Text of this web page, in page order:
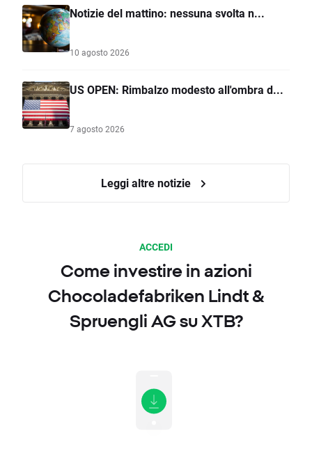
Notizie del mattino: nessuna svolta n...
10 agosto 2026
US OPEN: Rimbalzo modesto all'ombra d...
7 agosto 2026
Leggi altre notizie
ACCEDI
Come investire in azioni
Chocoladefabriken Lindt &
Spruengli AG su XTB?